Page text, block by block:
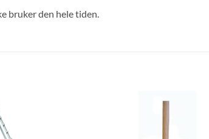
bruker den hele tiden.